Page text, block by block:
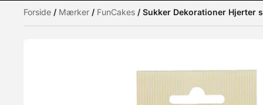
Måske kunne nogle af disse produkter
Forside / Mærker / FunCakes / Sukker Dekorationer Hjerter